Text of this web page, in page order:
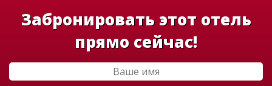
Забронировать этот отель
прямо сейчас!